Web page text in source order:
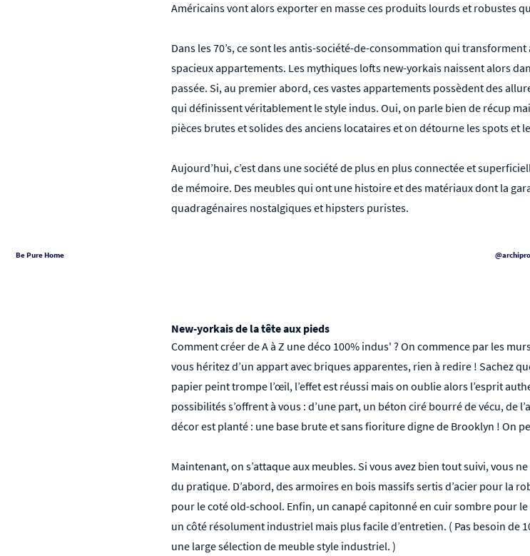
Américains vont alors exporter en masse ces produits lourds et robustes
Dans les 70’s, ce sont les antis-société-de-consommation qui
spacieux appartements. Les mythiques lofts new-yorkais naissent alors
passée. Si, au premier abord, ces vastes appartements possèdent des
qui définissent véritablement le style indus. Oui, on parle bien de récup
pièces brutes et solides des anciens locataires et on détourne les spots et
Aujourd’hui, c’est dans une société de plus en plus connectée et
de mémoire. Des meubles qui ont une histoire et des matériaux dont la
quadragénaires nostalgiques et hipsters puristes.
Be Pure Home
New-yorkais de la tête aux pieds
Comment créer de A à Z une déco 100% indus' ? On commence par les
vous héritez d’un appart avec briques apparentes, rien à redire ! Sachez
papier peint trompe l’œil, l’effet est réussi mais on oublie alors l’esprit
possibilités s’offrent à vous : d’une part, un béton ciré bourré de vécu, de
décor est planté : une base brute et sans fioriture digne de Brooklyn ! On
Maintenant, on s’attaque aux meubles. Si vous avez bien tout suivi, vous
du pratique. D’abord, des armoires en bois massifs sertis d’acier pour la
pour le coté old-school. Enfin, un canapé capitonné en cuir sombre pour
un côté résolument industriel mais plus facile d’entretien. ( Pas besoin de
une large sélection de meuble style industriel. )